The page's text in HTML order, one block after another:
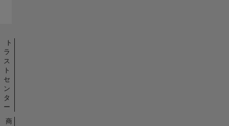
ト
ラ
ス
ト
セ
ン
タ
ー
商